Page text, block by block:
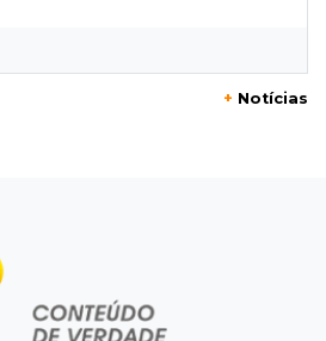
por pastor morre
é registrada sem o nome
+ Notícias